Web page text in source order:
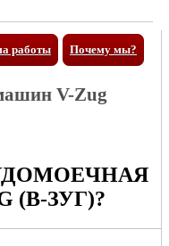
Почему мы?
работы
V-Zug
(В-ЗУГ)?